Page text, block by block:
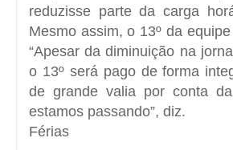
reduzisse parte da carga
Mesmo assim, o 13º da
“Apesar da diminuição na
o 13º será pago de forma
de grande valia por conta
estamos passando”, diz.
Férias